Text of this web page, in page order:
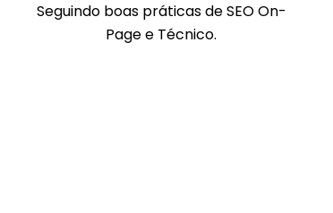
Seguindo boas práticas de SEO On-
Page e Técnico.